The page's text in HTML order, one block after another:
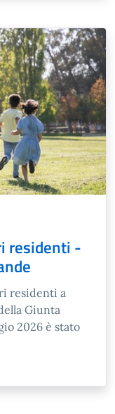
residenti -
residenti a
Giunta
2026 è stato